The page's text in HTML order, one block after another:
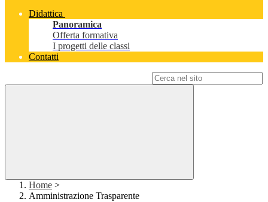
Didattica
Panoramica
Offerta formativa
I progetti delle classi
Contatti
Home >
Amministrazione Trasparente